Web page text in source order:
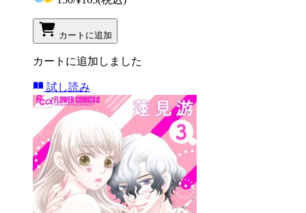
カートに追加
カートに追加しました
試し読み